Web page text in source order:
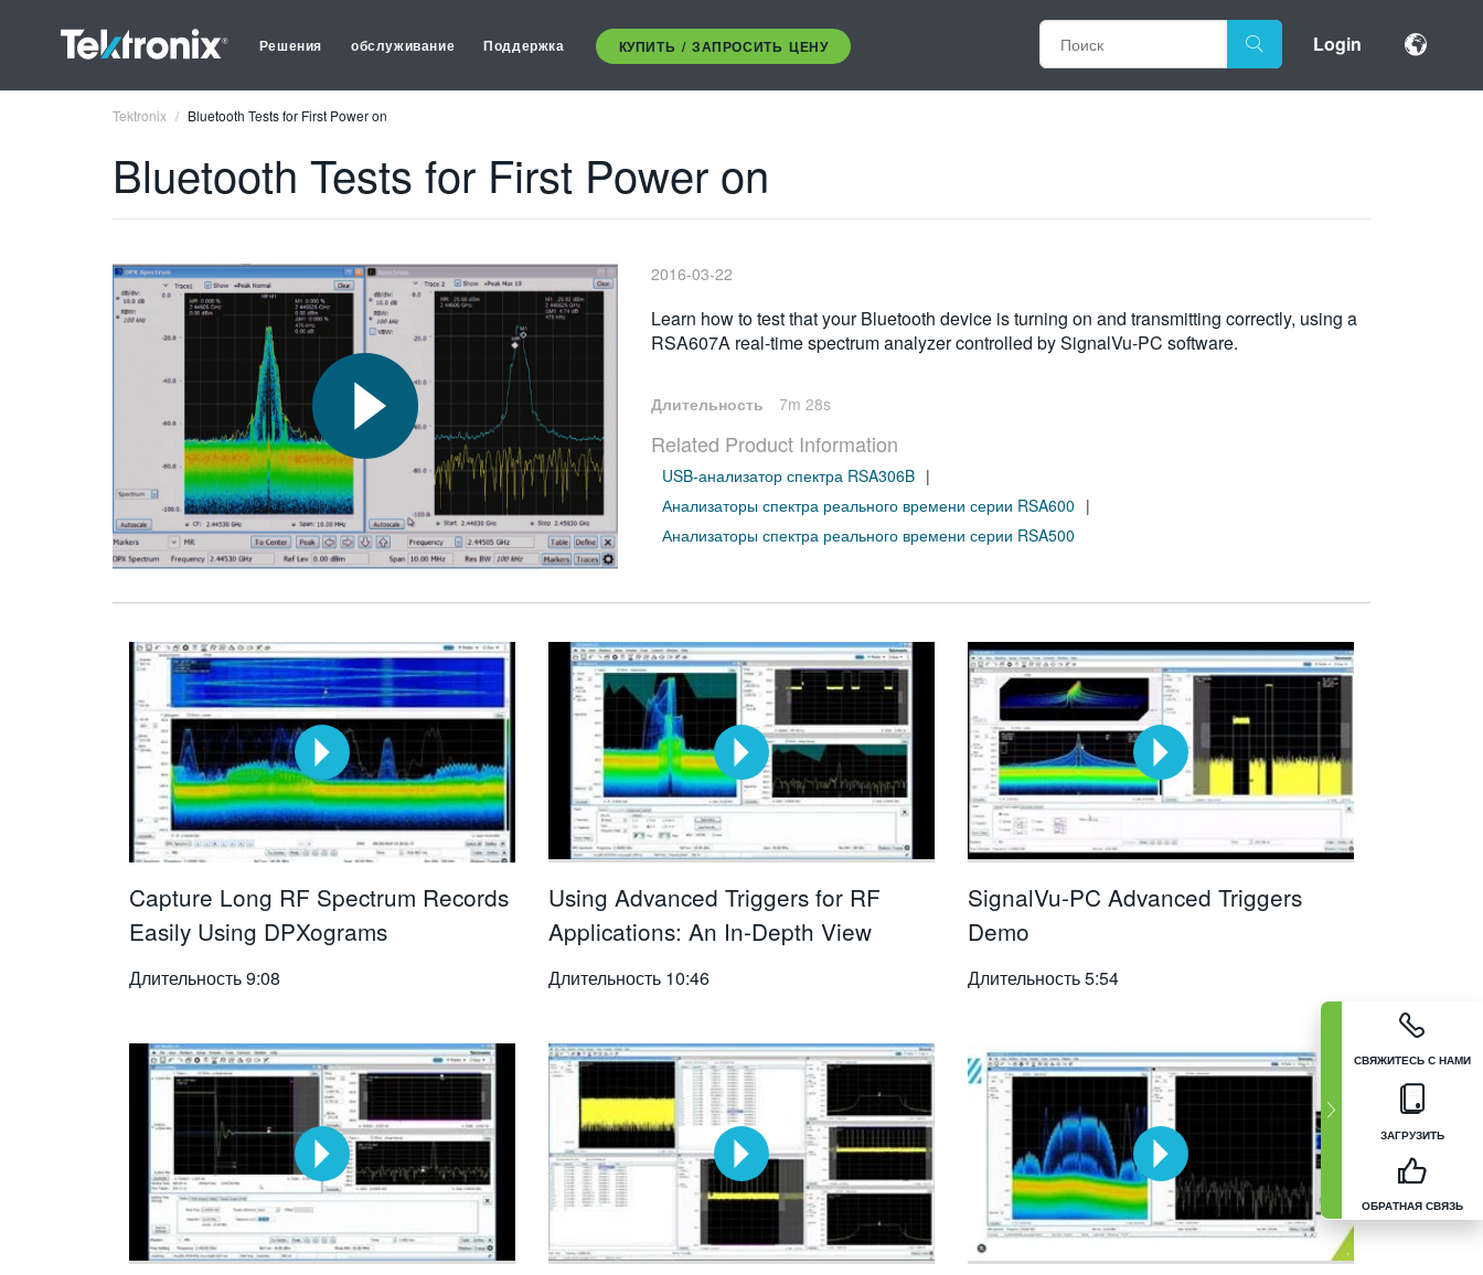
Решения обслуживание Поддержка КУПИТЬ / ЗАПРОСИТЬ ЦЕНУ Login
СВЯЖИТЕСЬ С НАМИ
ЗАГРУЗИТЬ
ОБРАТНАЯ СВЯЗЬ
Tektronix Bluetooth Tests for First Power on
Bluetooth Tests for First Power on
2016-03-22
Learn how to test that your Bluetooth device is turning on and transmitting correctly, using a
RSA607A real-time spectrum analyzer controlled by SignalVu-PC software.
Длительность 7m 28s
Related Product Information
USB-анализатор спектра RSA306B
Анализаторы спектра реального времени серии RSA600
Анализаторы спектра реального времени серии RSA500
Capture Long RF Spectrum Records
Easily Using DPXograms
Длительность9:08
Using Advanced Triggers for RF
Applications: An In-Depth View
Длительность 10:46
SignalVu-PC Advanced Triggers
Demo
Длительность5:54